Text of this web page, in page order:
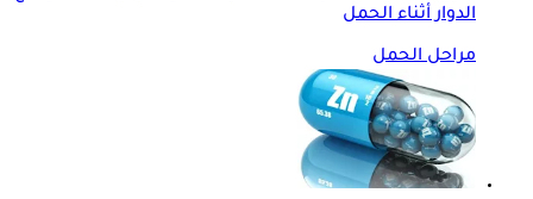
الدوار أثناء الحمل
مراحل الحمل